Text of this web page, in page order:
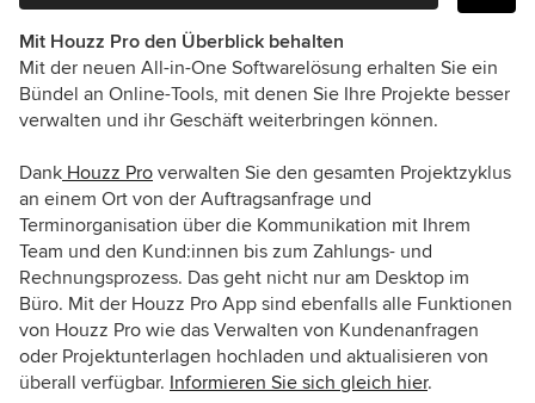
Mit Houzz Pro den Überblick behalten
Mit der neuen All-in-One Softwarelösung erhalten Sie ein
Bündel an Online-Tools, mit denen Sie Ihre Projekte besser
verwalten und ihr Geschäft weiterbringen können.
Dank Houzz Pro verwalten Sie den gesamten Projektzyklus
an einem Ort von der Auftragsanfrage und
Terminorganisation über die Kommunikation mit Ihrem
Team und den Kund:innen bis zum Zahlungs- und
Rechnungsprozess. Das geht nicht nur am Desktop im
Büro. Mit der Houzz Pro App sind ebenfalls alle Funktionen
von Houzz Pro wie das Verwalten von Kundenanfragen
oder Projektunterlagen hochladen und aktualisieren von
überall verfügbar. Informieren Sie sich gleich hier.